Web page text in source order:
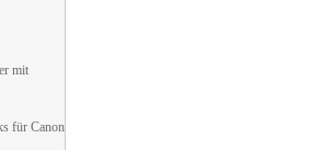
mit
für Canon